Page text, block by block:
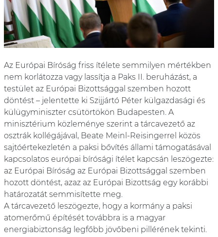
Az Európai Bíróság friss ítélete semmilyen mértékben
nem korlátozza vagy lassítja a Paks II. beruházást, a
testület az Európai Bizottsággal szemben hozott
döntést – jelentette ki Szijjártó Péter külgazdasági és
külügyminiszter csütörtökön Budapesten. A
minisztérium közleménye szerint a tárcavezető az
osztrák kollégájával, Beate Meinl-Reisingerrel közös
sajtóértekezletén a paksi bővítés állami támogatásával
kapcsolatos európai bírósági ítélet kapcsán leszögezte:
az Európai Bíróság az Európai Bizottsággal szemben
hozott döntést, azaz az Európai Bizottság egy korábbi
határozatát semmisítette meg.
A tárcavezető leszögezte, hogy a kormány a paksi
atomerőmű építését továbbra is a magyar
energiabiztonság legfőbb jövőbeni pillérének tekinti.